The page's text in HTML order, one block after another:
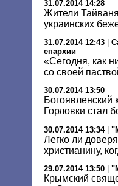
31.07.2014 14:28
Жители
украинских
31.07.2014 12:43
епархии
«Сегодня, как
со своей
30.07.2014 13:50
Горловки стал
30.07.2014 13:34|
Легко ли
христианину,
29.07.2014 13:50
Крымский